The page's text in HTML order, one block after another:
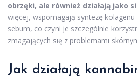
obrzęki, ale również działają jako
więcej, wspomagają syntezę
sebum, co czyni je szczególnie
zmagających się z problemami
Jak działają